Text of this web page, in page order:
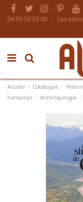
04 95 50 03 00 Les
Accueil Catalogue
humaines
Anthropologie